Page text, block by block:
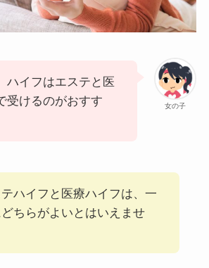
女の子
ハイフはエステと医
受けるのがおすす
ハイフと医療ハイフは、一
ちらがよいとはいえませ